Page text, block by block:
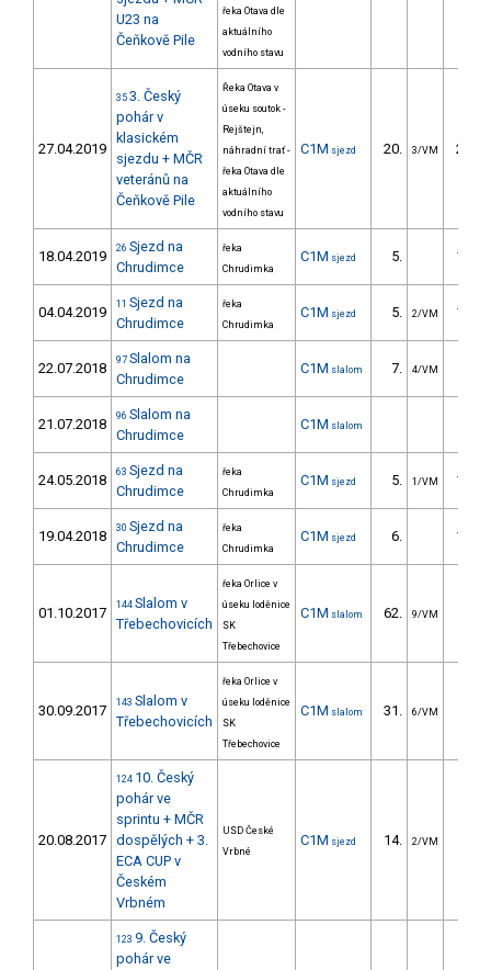
U23 na
Čeňkově Pile
řeka Otava dle
aktuálního
vodního stavu
27.04.2019
35 3. Český
pohár v
klasickém
sjezdu + MČR
veteránů na
Čeňkově Pile
Řeka Otava v
úseku soutok -
Rejštejn,
náhradní trať -
řeka Otava dle
aktuálního
vodního stavu
C1M sjezd 20. 3/VM
18.04.2019 26 Sjezd na
Chrudimce
řeka
Chrudimka
C1M sjezd 5.
04.04.2019 11 Sjezd na
Chrudimce
řeka
Chrudimka
C1M sjezd 5. 2/VM
22.07.2018 97 Slalom na
Chrudimce
C1M slalom 7. 4/VM
21.07.2018 96 Slalom na
Chrudimce
C1M slalom
24.05.2018 63 Sjezd na
Chrudimce
řeka
Chrudimka
C1M sjezd 5. 1/VM
19.04.2018 30 Sjezd na
Chrudimce
řeka
Chrudimka
C1M sjezd 6.
01.10.2017 144 Slalom v
Třebechovicích
řeka Orlice v
úseku loděnice
SK
Třebechovice
C1M slalom 62. 9/VM
30.09.2017 143 Slalom v
Třebechovicích
řeka Orlice v
úseku loděnice
SK
Třebechovice
C1M slalom 31. 6/VM
20.08.2017
124 10. Český
pohár ve
sprintu + MČR
dospělých + 3.
ECA CUP v
Českém
Vrbném
USD České
Vrbné
C1M sjezd 14. 2/VM
123 9. Český
pohár ve